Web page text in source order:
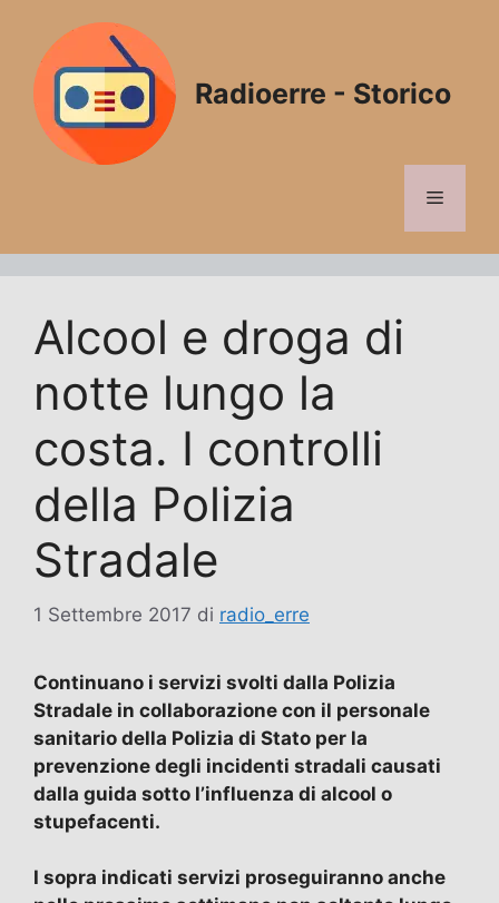
contenuto
Radioerre - Storico
Menu
Alcool e droga di
notte lungo la
costa. I controlli
della Polizia
Stradale
1 Settembre 2017 di radio_erre
Continuano i servizi svolti dalla Polizia
Stradale in collaborazione con il personale
sanitario della Polizia di Stato per la
prevenzione degli incidenti stradali causati
dalla guida sotto l’influenza di alcool o
stupefacenti.
I sopra indicati servizi proseguiranno anche